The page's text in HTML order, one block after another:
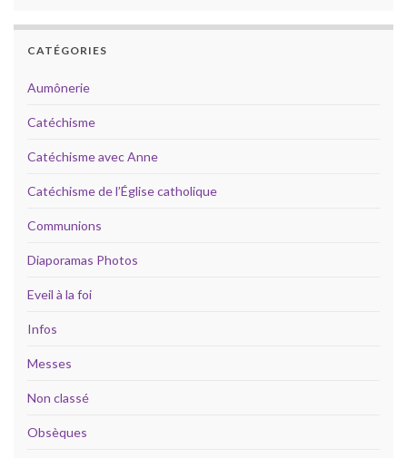
CATÉGORIES
Aumônerie
Catéchisme
Catéchisme avec Anne
Catéchisme de l’Église catholique
Communions
Diaporamas Photos
Eveil à la foi
Infos
Messes
Non classé
Obsèques